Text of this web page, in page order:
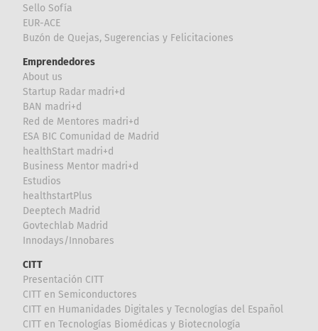
Sello Sofía
EUR-ACE
Buzón de Quejas, Sugerencias y Felicitaciones
Emprendedores
About us
Startup Radar madri+d
BAN madri+d
Red de Mentores madri+d
ESA BIC Comunidad de Madrid
healthStart madri+d
Business Mentor madri+d
Estudios
healthstartPlus
Deeptech Madrid
Govtechlab Madrid
Innodays/Innobares
CITT
Presentación CITT
CITT en Semiconductores
CITT en Humanidades Digitales y Tecnologías del Español
CITT en Tecnologías Biomédicas y Biotecnología